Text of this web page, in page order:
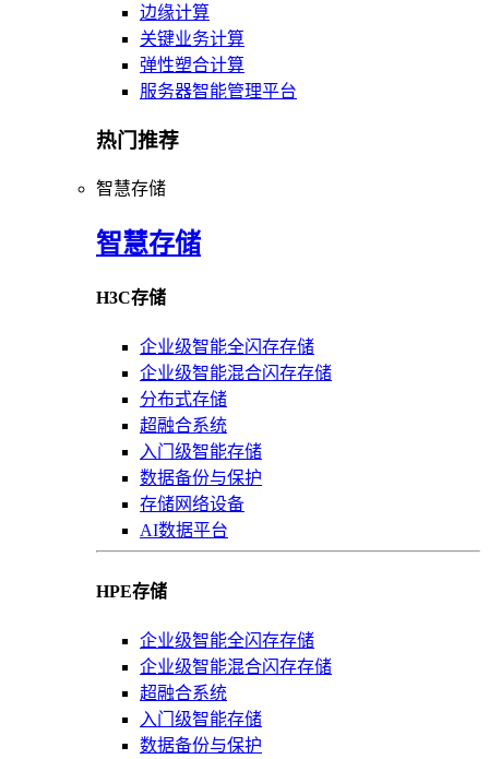
边缘计算
关键业务计算
弹性塑合计算
服务器智能管理平台
热门推荐
智慧存储
智慧存储
H3C存储
企业级智能全闪存存储
企业级智能混合闪存存储
分布式存储
超融合系统
入门级智能存储
数据备份与保护
存储网络设备
AI数据平台
HPE存储
企业级智能全闪存存储
企业级智能混合闪存存储
超融合系统
入门级智能存储
数据备份与保护